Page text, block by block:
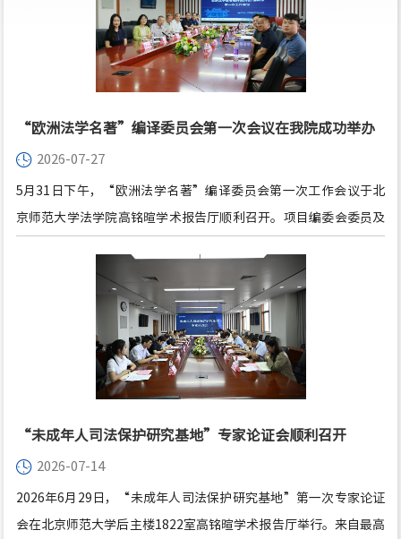
“欧洲法学名著”编译委员会第一次会议在我院成功举办
2026-07-27
5月31日下午，“欧洲法学名著”编译委员会第一次工作会议于北
京师范大学法学院高铭暄学术报告厅顺利召开。项目编委会委员及
学法学院袁治杰教授主持。在开场环节中，主持人先简要介绍了本
次会议成员与项目现阶段进展，北京师范大学法学院院长梁迎修教
授致辞欢迎各位来宾。
“未成年人司法保护研究基地”专家论证会顺利召开
2026-07-14
2026年6月29日，“未成年人司法保护研究基地”第一次专家论证
会在北京师范大学后主楼1822室高铭暄学术报告厅举行。来自最高